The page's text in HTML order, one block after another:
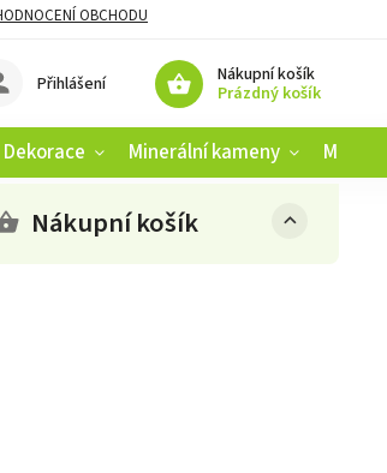
OBCHODU
Nákupní košík
Prázdný košík
Přihlášení
Dekorace Minerální kameny
Nákupní košík